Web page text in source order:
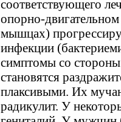
соответствующего
опорно-двигательном
мышцах)
инфекции
симптомы со
становятся
плаксивыми. Их
радикулит. У